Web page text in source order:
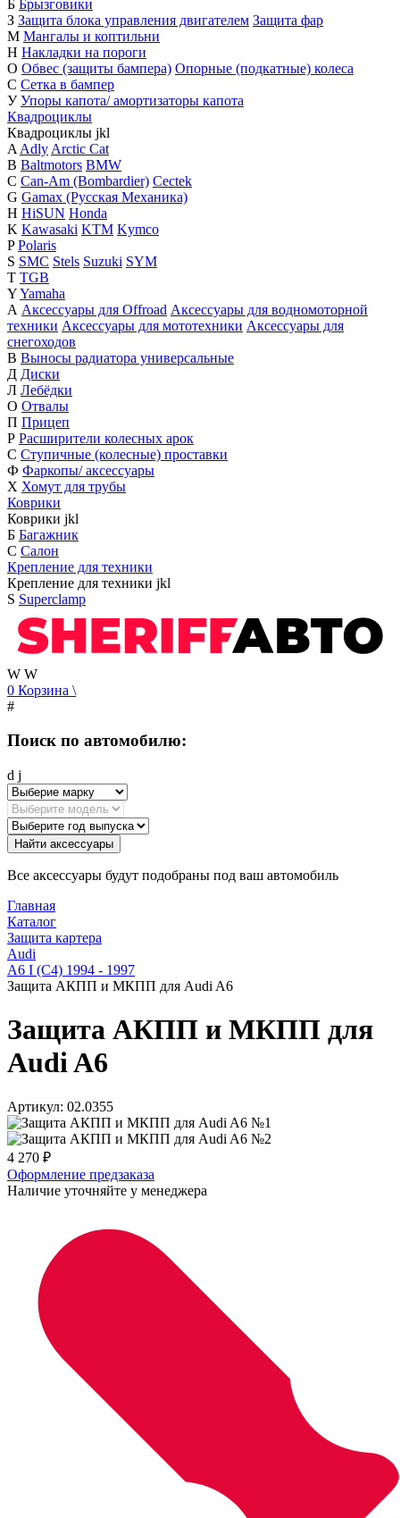
Б Брызговики
З Защита блока управления двигателем Защита фар
М Мангалы и коптильни
Н Накладки на пороги
О Обвес (защиты бампера) Опорные (подкатные) колеса
С Сетка в бампер
У Упоры капота/ амортизаторы капота
Квадроциклы
Квадроциклы jkl
A Adly Arctic Cat
B Baltmotors BMW
C Can-Am (Bombardier) Cectek
G Gamax (Русская Механика)
H HiSUN Honda
K Kawasaki KTM Kymco
P Polaris
S SMC Stels Suzuki SYM
T TGB
YYamaha
А Аксессуары для Offroad Аксессуары для водномоторной
техники Аксессуары для мототехники Аксессуары для
снегоходов
В Выносы радиатора универсальные
Д Диски
Л Лебёдки
О Отвалы
П Прицеп
Р Расширители колесных арок
С Ступичные (колесные) проставки
Ф Фаркопы/ аксессуары
Х Хомут для трубы
Коврики
Коврики jkl
Б Багажник
С Салон
Крепление для техники
Крепление для техники jkl
S Superclamp
W W
0 Корзина \
#
Поиск по автомобилю:
d j
Найти аксессуары
Все аксессуары будут подобраны под ваш автомобиль
Главная
Каталог
Защита картера
Audi
A6 I (C4) 1994 - 1997
Защита АКПП и МКПП для Audi A6
Защита АКПП и МКПП для
Audi A6
Артикул: 02.0355
4 270 ₽
Оформление предзаказа
Наличие уточняйте у менеджера